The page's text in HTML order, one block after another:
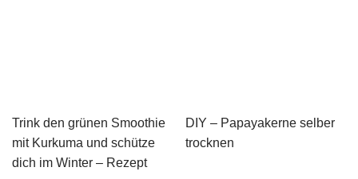
Trink den grünen Smoothie
mit Kurkuma und schütze
dich im Winter – Rezept
DIY – Papayakerne selber
trocknen